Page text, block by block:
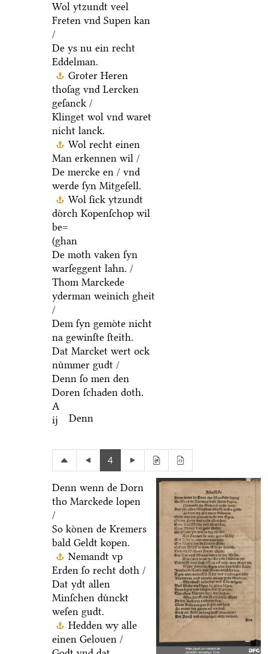
Wol ytzundt veel
Freten vnd Supen kan
/
De ys nu ein recht
Eddelman.
Groter Heren
thoſag vnd Lercken
geſanck /
Klinget wol vnd waret
nicht lanck.
Wol recht einen
Man erkennen wil /
De mercke en / vnd
werde ſyn Mitgeſell.
Wol ſick ytzundt
doͤrch Kopenſchop wil
be=
(ghan
De moth vaken ſyn
warſeggent lahn. /
Thom Marckede
yderman weinich gheit
/
Dem ſyn gemoͤte nicht
na gewinſte ſteith.
Dat Marcket wert ock
nuͤmmer gudt /
Denn ſo men den
Doren ſchaden doth.
A
ij
Denn
4
Denn wenn de Dorn
tho Marckede lopen
/
So koͤnen de Kremers
bald Geldt kopen.
Nemandt vp
Erden ſo recht doth /
Dat ydt allen
Minſchen duͤnckt
weſen gudt.
Hedden wy alle
einen Gelouen /